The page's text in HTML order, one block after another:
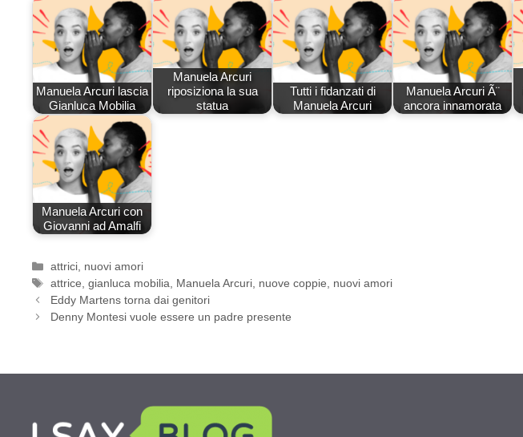
Manuela Arcuri lascia
Gianluca Mobilia
Manuela Arcuri
riposiziona la sua
statua
Tutti i fidanzati di
Manuela Arcuri
Manuela Arcuri Ã¨
ancora innamorata
Manuela Arcuri con
Giovanni ad Amalfi
Categorie
attrici, nuovi amori
Tag
attrice,gianluca mobilia, Manuela Arcuri, nuove coppie, nuovi amori
Eddy Martens torna dai genitori
Denny Montesi vuole essere un padre presente